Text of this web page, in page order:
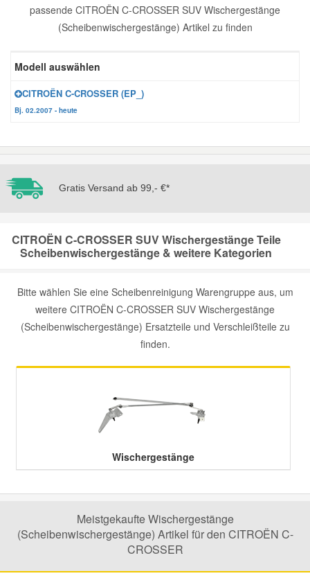
passende CITROËN C-CROSSER SUV Wischergestänge
(Scheibenwischergestänge) Artikel zu finden
Modell auswählen
CITROËN C-CROSSER (EP_)
Bj. 02.2007 - heute
Gratis Versand ab 99,- €*
CITROËN C-CROSSER SUV Wischergestänge Teile
Scheibenwischergestänge & weitere Kategorien
Bitte wählen Sie eine Scheibenreinigung Warengruppe aus, um
weitere CITROËN C-CROSSER SUV Wischergestänge
(Scheibenwischergestänge) Ersatzteile und Verschleißteile zu
finden.
Wischergestänge
Meistgekaufte Wischergestänge
(Scheibenwischergestänge) Artikel für den CITROËN C-
CROSSER
Scheibenreinigung
Zündanlage und Glühanlage
Reparatur-Zubehör
Karosserie Werkzeug
Schlüsselgehäuse
Werkstattbedarf
Winter-Autozubehör
Daewoo Ersatzteile
Daihatsu Ersatzteile
Dodge Ersatzteile
Honda Ersatzteile
Hyundai Ersatzteile
Kia Ersatzteile
Lancia Ersatzteile
Mini Ersatzteile
Mitsubishi Ersatzteile
Nissan Ersatzteile
Porsche Ersatzteile